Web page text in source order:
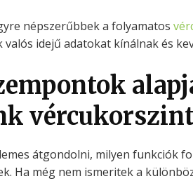
népszerűbbek a folyamatos
valós idejű adatokat kínálnak és
átgondolni, milyen funkciók
Ha még nem ismeritek a